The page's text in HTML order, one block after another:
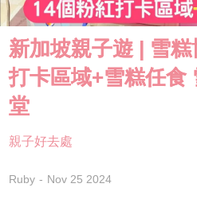
新加坡親子遊 | 雪
打卡區域+雪糕任食
堂
親子好去處
Ruby Nov 25 2024